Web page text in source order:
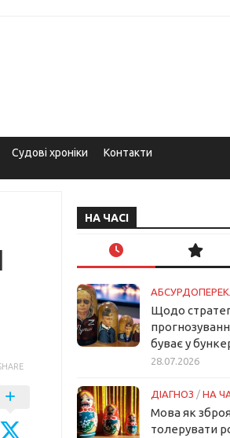
Судові хроніки Контакти
НА ЧАСІ
Щодо
буває у
28.07.2026
ДІАГНОЗ / НА
Мова як
толерувати